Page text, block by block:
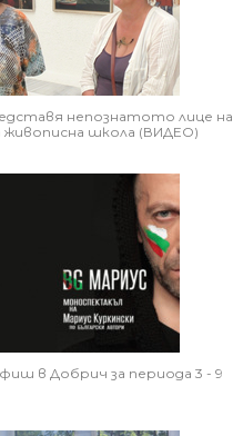
непознатото лице на
живописна школа (ВИДЕО)
в Добрич за периода 3 - 9